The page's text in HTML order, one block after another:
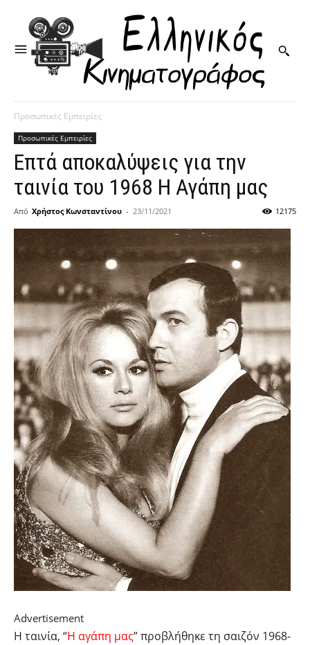
Προσωπικές Εμπειρίες
Προσωπικές Εμπειρίες
Επτά αποκαλύψεις για την
ταινία του 1968 Η Αγάπη μας
Από Χρήστος Κωνσταντίνου - 23/11/2021 12175
Advertisement
Η ταινία, “Η αγάπη μας” προβλήθηκε τη σαιζόν 1968-